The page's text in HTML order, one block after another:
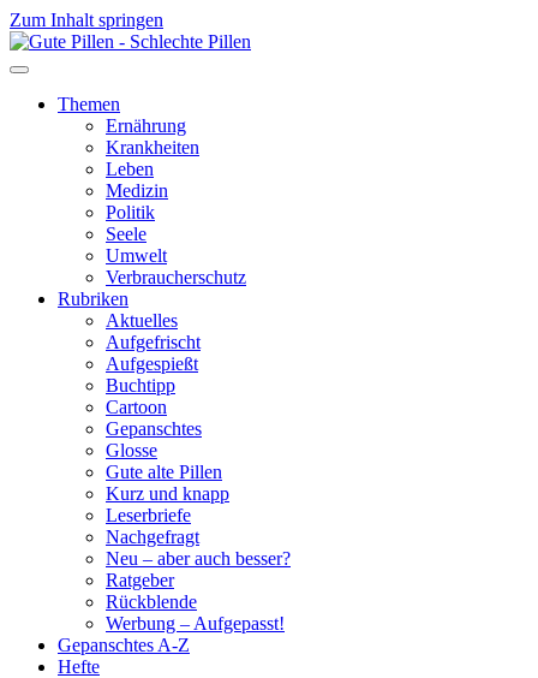
Zum Inhalt springen
Themen
Ernährung
Krankheiten
Leben
Medizin
Politik
Seele
Umwelt
Verbraucherschutz
Rubriken
Aktuelles
Aufgefrischt
Aufgespießt
Buchtipp
Cartoon
Gepanschtes
Glosse
Gute alte Pillen
Kurz und knapp
Leserbriefe
Nachgefragt
Neu – aber auch besser?
Ratgeber
Rückblende
Werbung – Aufgepasst!
Gepanschtes A-Z
Hefte